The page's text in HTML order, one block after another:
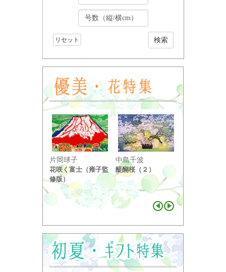
リセット
片岡球子
花咲く富士（雍子監
修版）
中島千波
醍醐桜（２）
り ...